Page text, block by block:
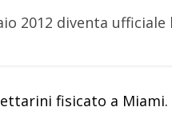
2012 diventa
fisicato a